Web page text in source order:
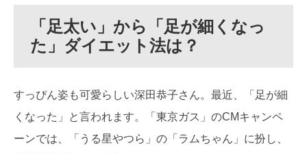
「足太い」から「足が細くなっ
た」ダイエット法は？
すっぴん姿も可愛らしい深田恭子さん。最近、「足が細
くなった」と言われます。「東京ガス」のCMキャンペ
ーンでは、「うる星やつら」の「ラムちゃん」に扮し、